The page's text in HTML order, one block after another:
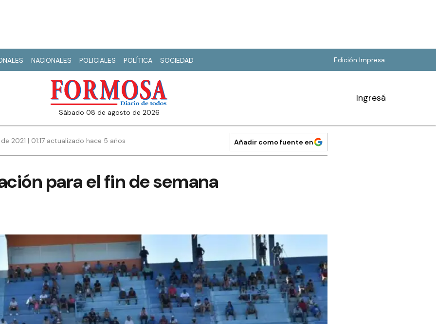
NACIONALES POLICIALES POLÍTICA SOCIEDAD Edición Impresa
sábado 08 de agosto de 2026
Ingresá
2021 | 01:17 actualizado hace 5 años Añadir como fuente en
para el fin de semana